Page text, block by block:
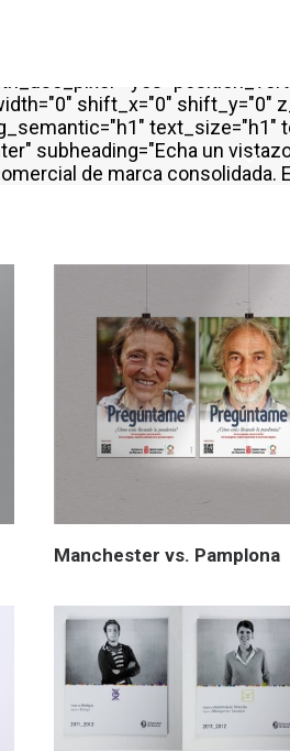
z_index="0"
shift_x="0" shift_y="0"
subheading="Echa un
de marca
Manchester vs. Pamplona